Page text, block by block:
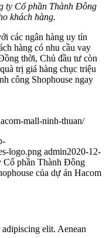
ty Cổ phần Thành Đông
khách hàng.
các ngân hàng uy tín
hàng có nhu cầu vay
thời, Chủ đầu tư còn
trị giá hàng chục triệu
công Shophouse ngay
mall-ninh-thuan/
logo.png admin2020-12-
Cổ phần Thành Đông
của dự án Hacom
elit. Aenean